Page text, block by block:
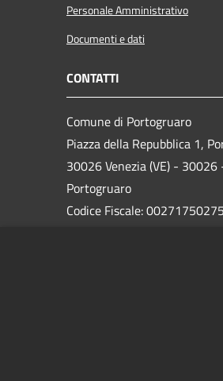
Personale Amministrativo
Documenti e dati
CONTATTI
Comune di Portogruaro
Piazza della Repubblica 1,
30026 Venezia (VE) - 30026
Portogruaro
Codice Fiscale: 00271750275